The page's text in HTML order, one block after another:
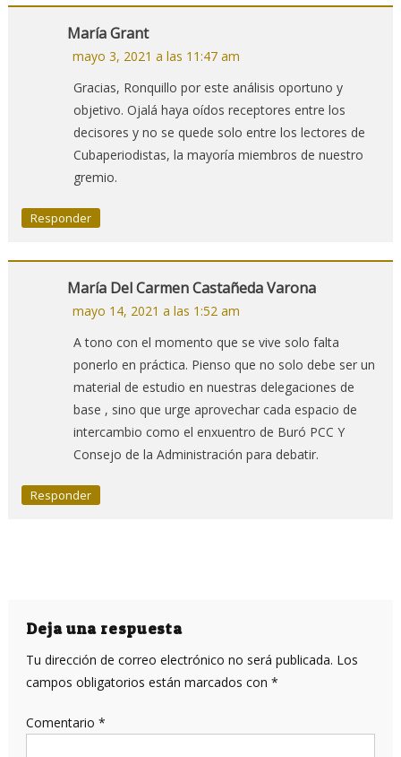
María Grant
mayo 3, 2021 a las 11:47 am
Gracias, Ronquillo por este análisis oportuno y
objetivo. Ojalá haya oídos receptores entre los
decisores y no se quede solo entre los lectores de
Cubaperiodistas, la mayoría miembros de nuestro
gremio.
Responder
María Del Carmen Castañeda Varona
mayo 14, 2021 a las 1:52 am
A tono con el momento que se vive solo falta
ponerlo en práctica. Pienso que no solo debe ser un
material de estudio en nuestras delegaciones de
base , sino que urge aprovechar cada espacio de
intercambio como el enxuentro de Buró PCC Y
Consejo de la Administración para debatir.
Responder
Deja una respuesta
Tu dirección de correo electrónico no será publicada. Los
campos obligatorios están marcados con *
Comentario *